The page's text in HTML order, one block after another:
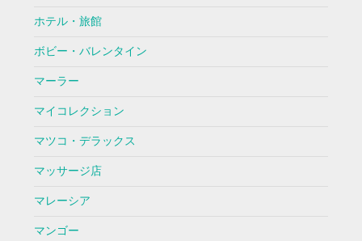
ホテル・旅館
ボビー・バレンタイン
マーラー
マイコレクション
マツコ・デラックス
マッサージ店
マレーシア
マンゴー